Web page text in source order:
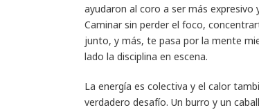
ayudaron al coro a ser más expresivo
Caminar sin perder el foco,
junto, y más, te pasa por la mente
lado la disciplina en escena.
La energía es colectiva y el calor
verdadero desafío. Un burro y un